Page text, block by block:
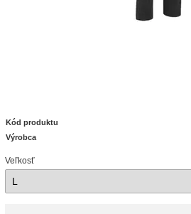
Kód produktu
Výrobca
Veľkosť